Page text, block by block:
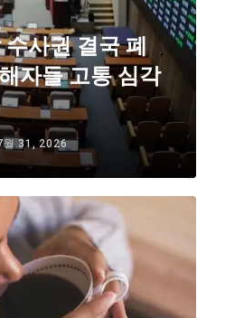
사권 결국 폐
자들 고통 심각
월 31, 2026